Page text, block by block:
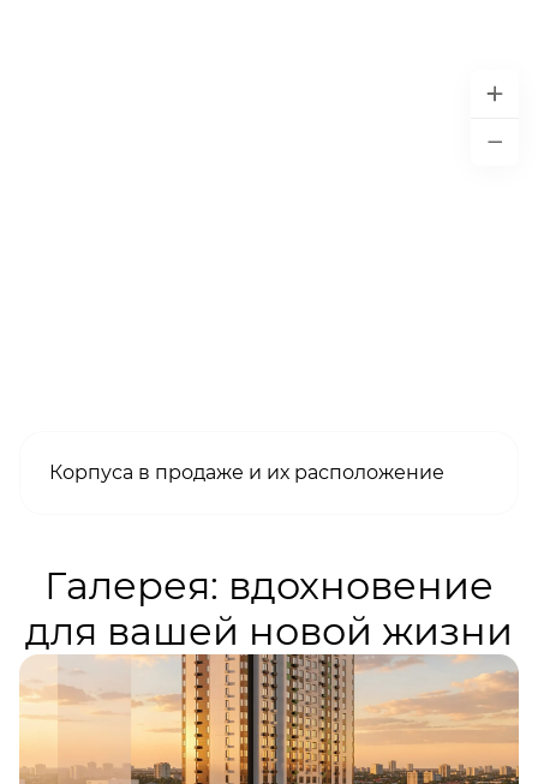
Корпуса в продаже и их расположение
Галерея: вдохновение
для вашей новой жизни